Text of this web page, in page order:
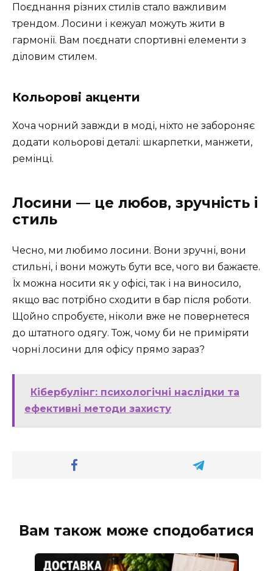
Поєднання різних стилів стало важливим
трендом. Лосини і кежуал можуть жити в
гармонії. Вам поєднати спортивні елементи з
діловим стилем.
Кольорові акценти
Хоча чорний завжди в моді, ніхто не забороняє
додати кольорові деталі: шкарпетки, манжети,
ремінці.
Лосини — це любов, зручність і
стиль
Чесно, ми любимо лосини. Вони зручні, вони
стильні, і вони можуть бути все, чого ви бажаєте.
Їх можна носити як у офісі, так і на виносило,
якщо вас потрібно сходити в бар після роботи.
Щойно спробуєте, ніколи вже не повернетеся
до штатного одягу. Тож, чому би не приміряти
чорні лосини для офісу прямо зараз?
Кібербулінг: психологічні наслідки та
ефективні методи захисту
Вам також може сподобатися